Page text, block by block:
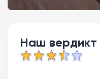
Наш вердикт